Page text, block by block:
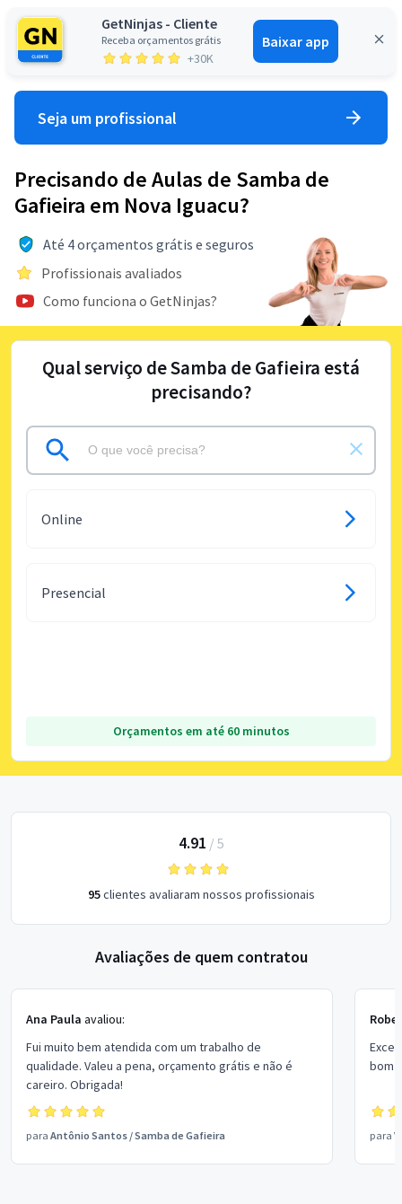
GetNinjas - Cliente
Receba orçamentos grátis
+30K
Baixar app
Entrar
Seja um profissional
Precisando de Aulas de Samba de
Gafieira em Nova Iguacu?
Até 4 orçamentos grátis e seguros
Profissionais avaliados
Como funciona o GetNinjas?
Qual serviço de Samba de Gafieira está
precisando?
Online
Presencial
Orçamentos em até 60 minutos
4.91 / 5
95clientes avaliaram nossos profissionais
Avaliações de quem contratou
Ana Paula avaliou:
Fui muito bem atendida com um trabalho de
qualidade. Valeu a pena, orçamento grátis e não é
careiro. Obrigada!
para Antônio Santos /Samba de Gafieira
bom
para